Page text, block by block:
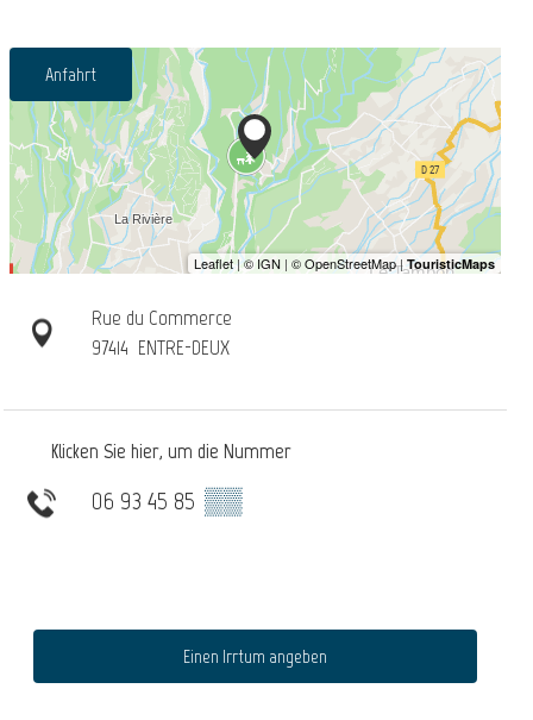
Anfahrt
Rue du Commerce
97414 ENTRE-DEUX
Klicken Sie hier, um die Nummer
06 93 45 85 ▒▒
Einen Irrtum angeben